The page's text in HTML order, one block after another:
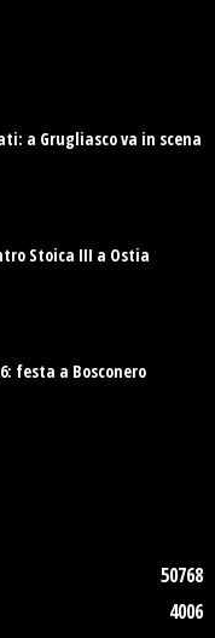
a Grugliasco va in scena
Stoica III a Ostia
festa a Bosconero
50768
4006